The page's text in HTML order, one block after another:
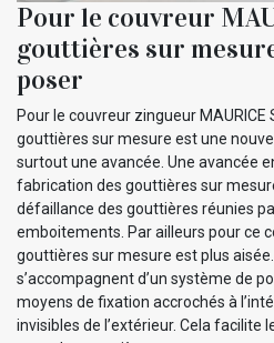
Pour le couvreur
gouttières sur
poser
Pour le couvreur zingueur MAURICE
gouttières sur mesure est une
surtout une avancée. Une avancée
fabrication des gouttières sur
défaillance des gouttières réunies
emboitements. Par ailleurs pour ce
gouttières sur mesure est plus
s’accompagnent d’un système de
moyens de fixation accrochés à
invisibles de l’extérieur. Cela facilite